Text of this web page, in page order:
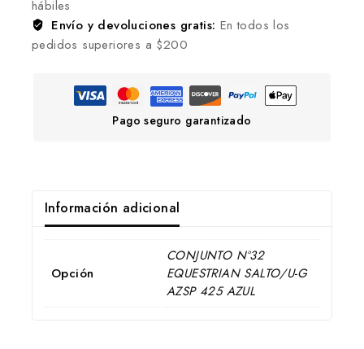
hábiles
Envío y devoluciones gratis: En todos los
pedidos superiores a $200
Pago seguro garantizado
Información adicional
Opción
CONJUNTO Nº32
EQUESTRIAN SALTO/U-G
AZSP 425 AZUL